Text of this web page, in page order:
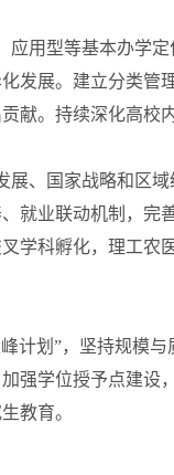
用型等基本办学
发展。建立分类
献。持续深化高校
、国家战略和区
就业联动机制，
学科孵化，理工
划”，坚持规模
强学位授予点建
教育。